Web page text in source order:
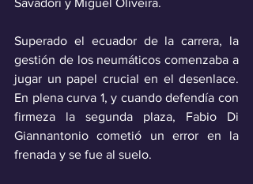
Superado el ecuador de la carrera, la
gestión de los neumáticos comenzaba a
jugar un papel crucial en el desenlace.
En plena curva 1, y cuando defendía con
firmeza la segunda plaza, Fabio Di
Giannantonio cometió un error en la
frenada y se fue al suelo.